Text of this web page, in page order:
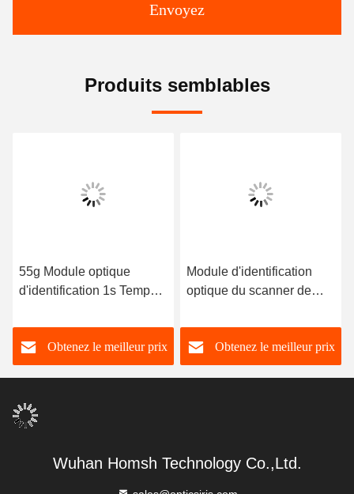
Envoyez
Produits semblables
55g Module optique
d'identification 1s Temps
480 Résolution de l'image
Obtenez le meilleur prix
Module d'identification
optique du scanner de
yeux
Obtenez le meilleur prix
Wuhan Homsh Technology Co.,Ltd.